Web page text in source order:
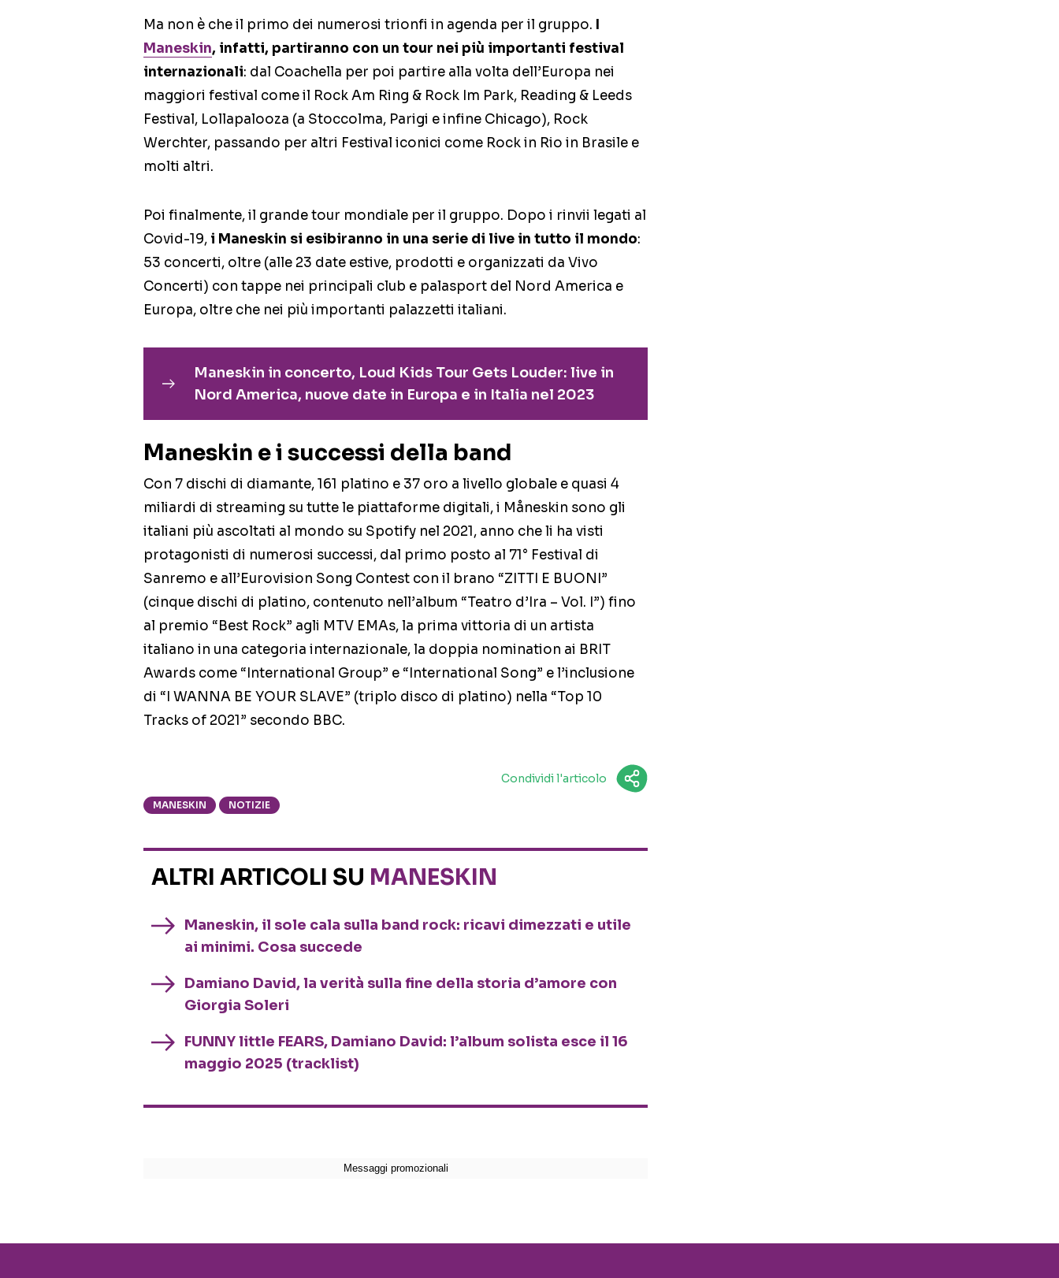
Ma non è che il primo dei numerosi trionfi in agenda per il gruppo. I
Maneskin, infatti, partiranno con un tour nei più importanti festival
internazionali: dal Coachella per poi partire alla volta dell’Europa nei
maggiori festival come il Rock Am Ring & Rock Im Park, Reading & Leeds
Festival, Lollapalooza (a Stoccolma, Parigi e infine Chicago), Rock
Werchter, passando per altri Festival iconici come Rock in Rio in Brasile e
molti altri.
Poi finalmente, il grande tour mondiale per il gruppo. Dopo i rinvii legati al
Covid-19, i Maneskin si esibiranno in una serie di live in tutto il mondo:
53 concerti, oltre (alle 23 date estive, prodotti e organizzati da Vivo
Concerti) con tappe nei principali club e palasport del Nord America e
Europa, oltre che nei più importanti palazzetti italiani.
Maneskin in concerto, Loud Kids Tour Gets Louder: live in
Nord America, nuove date in Europa e in Italia nel 2023
Maneskin e i successi della band
Con 7 dischi di diamante, 161 platino e 37 oro a livello globale e quasi 4
miliardi di streaming su tutte le piattaforme digitali, i Måneskin sono gli
italiani più ascoltati al mondo su Spotify nel 2021, anno che li ha visti
protagonisti di numerosi successi, dal primo posto al 71° Festival di
Sanremo e all’Eurovision Song Contest con il brano “ZITTI E BUONI”
(cinque dischi di platino, contenuto nell’album “Teatro d’Ira – Vol. I”) fino
al premio “Best Rock” agli MTV EMAs, la prima vittoria di un artista
italiano in una categoria internazionale, la doppia nomination ai BRIT
Awards come “International Group” e “International Song” e l’inclusione
di “I WANNA BE YOUR SLAVE” (triplo disco di platino) nella “Top 10
Tracks of 2021” secondo BBC.
Condividi l'articolo
MANESKIN NOTIZIE
ALTRI ARTICOLI SU MANESKIN
Maneskin, il sole cala sulla band rock: ricavi dimezzati e utile
ai minimi. Cosa succede
Damiano David, la verità sulla fine della storia d’amore con
Giorgia Soleri
FUNNY little FEARS, Damiano David: l’album solista esce il 16
maggio 2025 (tracklist)